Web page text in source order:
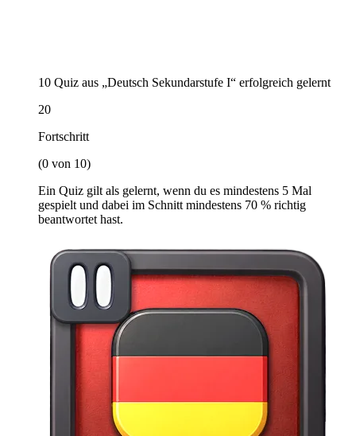
10 Quiz aus „Deutsch Sekundarstufe I“ erfolgreich gelernt
20
Fortschritt
(0 von 10)
Ein Quiz gilt als gelernt, wenn du es mindestens 5 Mal
gespielt und dabei im Schnitt mindestens 70 % richtig
beantwortet hast.